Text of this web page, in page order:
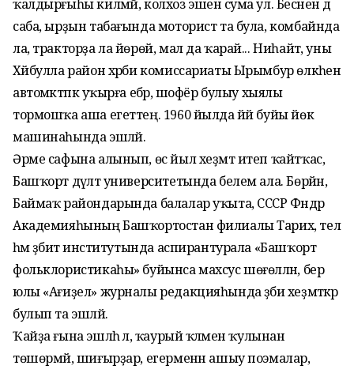
ҡалдырғыһы килмәй, колхоз эшенә сума ул. Бесәнен дә
саба, ырҙын табағында моторист та була, комбайнда
ла, тракторҙа ла йөрөй, мал да ҡарай... Ниһайәт, уны
Хәйбулла район хәрби комиссариаты Ырымбур өлкәһенә
автомәктәпкә уҡырға ебәрә, шофёр булыу хыялы
тормошҡа аша егеттең. 1960 йылда йәй буйы йөк
машинаһында эшләй.
Әрме сафына алынып, өс йыл хеҙмәт итеп ҡайтҡас,
Башҡорт дәүләт университетында белем ала. Бөрйән,
Баймаҡ райондарында балалар уҡыта, СССР Фәндәр
Академияһының Башҡортостан филиалы Тарих, тел
һәм әҙәбиәт институтында аспирантурала «Башҡорт
фольклористикаһы» буйынса махсус шөғөлләнә, бер
юлы «Ағиҙел» журналы редакцияһында әҙәби хеҙмәткәр
булып та эшләй.
Ҡайҙа ғына эшләһә лә, ҡаурый ҡәләмен ҡулынан
төшөрмәй, шиғырҙар, егерменән ашыу поэмалар,